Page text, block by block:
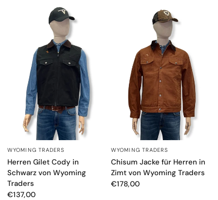
SCHNELLANSICHT
WYOMING TRADERS
Herren Gilet Cody in
Schwarz von Wyoming
Traders
€137,00
SCHNELLANSICHT
WYOMING TRADERS
Chisum Jacke für Herren in
Zimt von Wyoming Traders
€178,00